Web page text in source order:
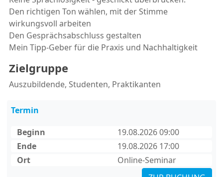
Den richtigen Ton wählen, mit der Stimme
wirkungsvoll arbeiten
Den Gesprächsabschluss gestalten
Mein Tipp-Geber für die Praxis und Nachhaltigkeit
Zielgruppe
Auszubildende, Studenten, Praktikanten
Termin
Beginn
19.08.2026 09:00
Ende
19.08.2026 17:00
Ort
Online-Seminar